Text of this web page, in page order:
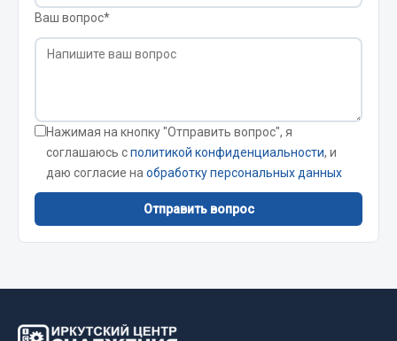
Стяжки, тросы, канаты
Стяжки
Тросы
Весь раздел
Abro
Ваш вопрос*
Нажимая на кнопку "Отправить вопрос", я
соглашаюсь сполитикой конфиденциальности, и
даю согласие на обработку персональных данных
Отправить вопрос